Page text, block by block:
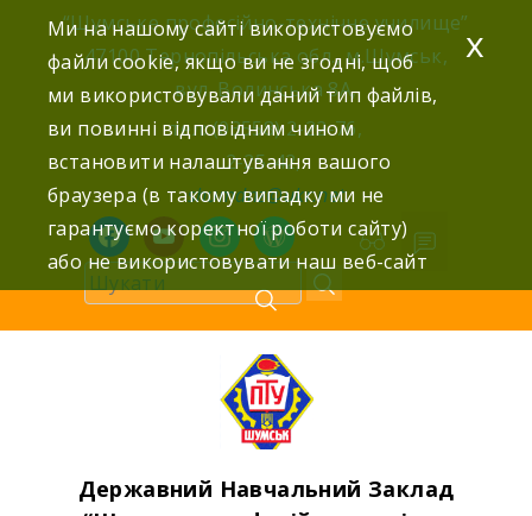
content
“Шумське професійно-технічне училище”
47100 Тернопільська обл., м.Шумськ,
вул. Волинська 8А,
тел: (03558) 2-22-76,
2-25-42,
shumdnz@ukr.net
facebookyoutubeinstagramwordpress
Державний Навчальний Заклад
Ми на нашому сайті використовуємо
файли cookie, якщо ви не згодні, щоб
ми використовували даний тип файлів,
ви повинні відповідним чином
встановити налаштування вашого
браузера (в такому випадку ми не
гарантуємо коректної роботи сайту)
або не використовувати наш веб-сайт
x